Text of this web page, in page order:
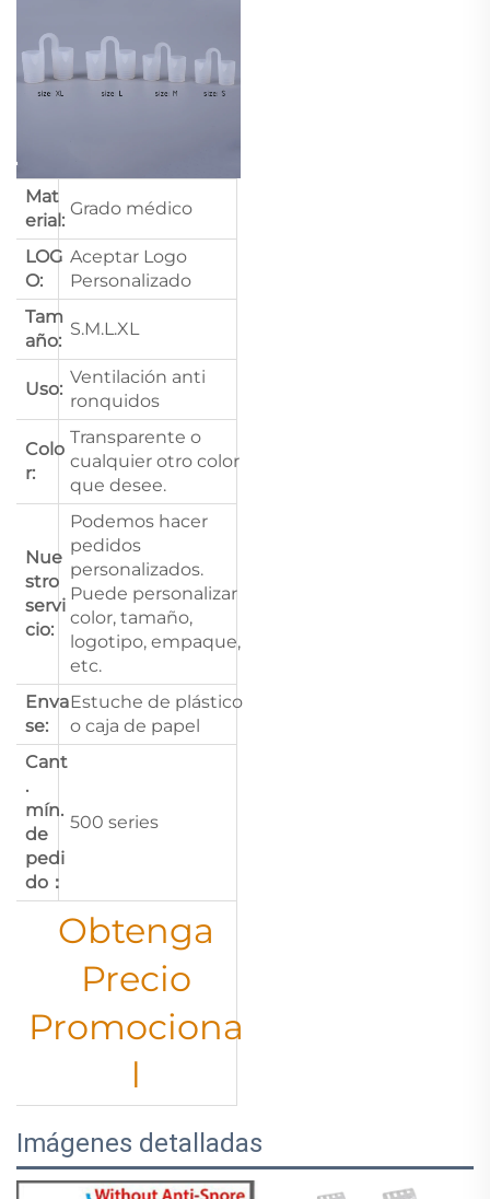
Mat
erial:
Grado médico
LOG
O:
Aceptar Logo
Personalizado
Tam
año:
S.M.L.XL
Uso:
Ventilación anti
ronquidos
Colo
r:
Transparente o
cualquier otro color
que desee.
Nue
stro
servi
cio:
Podemos hacer
pedidos
personalizados.
Puede personalizar
color, tamaño,
logotipo, empaque,
etc.
Enva
se:
Estuche de plástico
o caja de papel
Cant
.
mín.
de
pedi
do：
500 series
Obtenga
Precio
Promociona
l
Imágenes detalladas